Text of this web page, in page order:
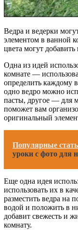
Ведра и ведерки
элементом в ванной
цвета могут
Одна из идей
комнате —
определить каждому
одно ведро можно
пасты, другое — для
поможет вам
оригинальный
Популярные
уроки с фото для
Еще одна идея
использовать их в
разместить ведра на
водой и положить в
добавит свежесть и
комнату.